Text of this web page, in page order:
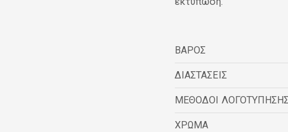
ΒΑΡΟΣ
ΔΙΑΣΤΑΣΕΙΣ
ΜΕΘΟΔΟΙ ΛΟΓΟΤΥΠΗΣΗΣ
ΧΡΩΜΑ